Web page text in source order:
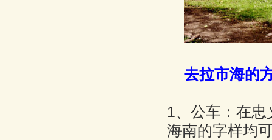
去拉市海的
1、公车：在
海南的字样均